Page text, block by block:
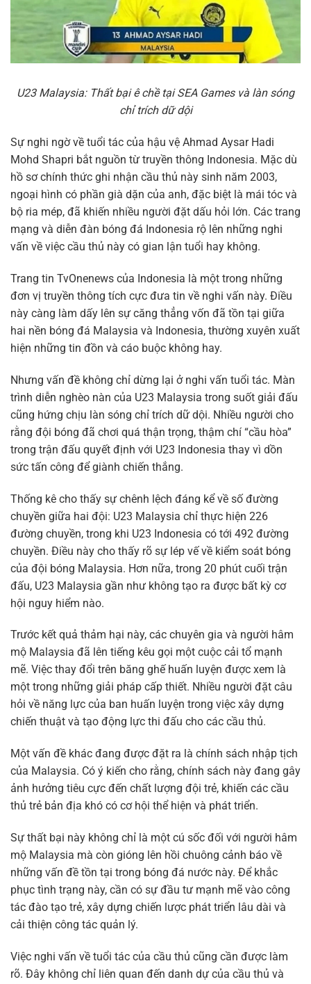
U23 Malaysia: Thất bại ê chề tại SEA Games và làn sóng
chỉ trích dữ dội
Sự nghi ngờ về tuổi tác của hậu vệ Ahmad Aysar Hadi
Mohd Shapri bắt nguồn từ truyền thông Indonesia. Mặc dù
hồ sơ chính thức ghi nhận cầu thủ này sinh năm 2003,
ngoại hình có phần già dặn của anh, đặc biệt là mái tóc và
bộ ria mép, đã khiến nhiều người đặt dấu hỏi lớn. Các trang
mạng và diễn đàn bóng đá Indonesia rộ lên những nghi
vấn về việc cầu thủ này có gian lận tuổi hay không.
Trang tin TvOnenews của Indonesia là một trong những
đơn vị truyền thông tích cực đưa tin về nghi vấn này. Điều
này càng làm dấy lên sự căng thẳng vốn đã tồn tại giữa
hai nền bóng đá Malaysia và Indonesia, thường xuyên xuất
hiện những tin đồn và cáo buộc không hay.
Nhưng vấn đề không chỉ dừng lại ở nghi vấn tuổi tác. Màn
trình diễn nghèo nàn của U23 Malaysia trong suốt giải đấu
cũng hứng chịu làn sóng chỉ trích dữ dội. Nhiều người cho
rằng đội bóng đã chơi quá thận trọng, thậm chí “cầu hòa”
trong trận đấu quyết định với U23 Indonesia thay vì dồn
sức tấn công để giành chiến thắng.
Thống kê cho thấy sự chênh lệch đáng kể về số đường
chuyền giữa hai đội: U23 Malaysia chỉ thực hiện 226
đường chuyền, trong khi U23 Indonesia có tới 492 đường
chuyền. Điều này cho thấy rõ sự lép vế về kiểm soát bóng
của đội bóng Malaysia. Hơn nữa, trong 20 phút cuối trận
đấu, U23 Malaysia gần như không tạo ra được bất kỳ cơ
hội nguy hiểm nào.
Trước kết quả thảm hại này, các chuyên gia và người hâm
mộ Malaysia đã lên tiếng kêu gọi một cuộc cải tổ mạnh
mẽ. Việc thay đổi trên băng ghế huấn luyện được xem là
một trong những giải pháp cấp thiết. Nhiều người đặt câu
hỏi về năng lực của ban huấn luyện trong việc xây dựng
chiến thuật và tạo động lực thi đấu cho các cầu thủ.
Một vấn đề khác đang được đặt ra là chính sách nhập tịch
của Malaysia. Có ý kiến cho rằng, chính sách này đang gây
ảnh hưởng tiêu cực đến chất lượng đội trẻ, khiến các cầu
thủ trẻ bản địa khó có cơ hội thể hiện và phát triển.
Sự thất bại này không chỉ là một cú sốc đối với người hâm
mộ Malaysia mà còn gióng lên hồi chuông cảnh báo về
những vấn đề tồn tại trong bóng đá nước này. Để khắc
phục tình trạng này, cần có sự đầu tư mạnh mẽ vào công
tác đào tạo trẻ, xây dựng chiến lược phát triển lâu dài và
cải thiện công tác quản lý.
Việc nghi vấn về tuổi tác của cầu thủ cũng cần được làm
rõ. Đây không chỉ liên quan đến danh dự của cầu thủ và